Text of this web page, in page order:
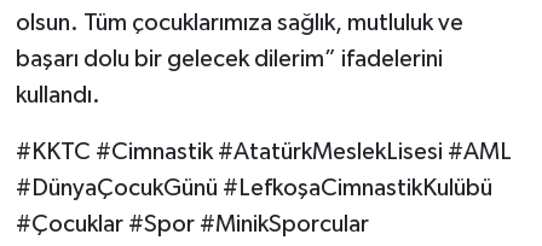
olsun. Tüm çocuklarımıza sağlık, mutluluk ve
başarı dolu bir gelecek dilerim” ifadelerini
kullandı.
#KKTC #Cimnastik #AtatürkMeslekLisesi #AML
#DünyaÇocukGünü #LefkoşaCimnastikKulübü
#Çocuklar #Spor #MinikSporcular